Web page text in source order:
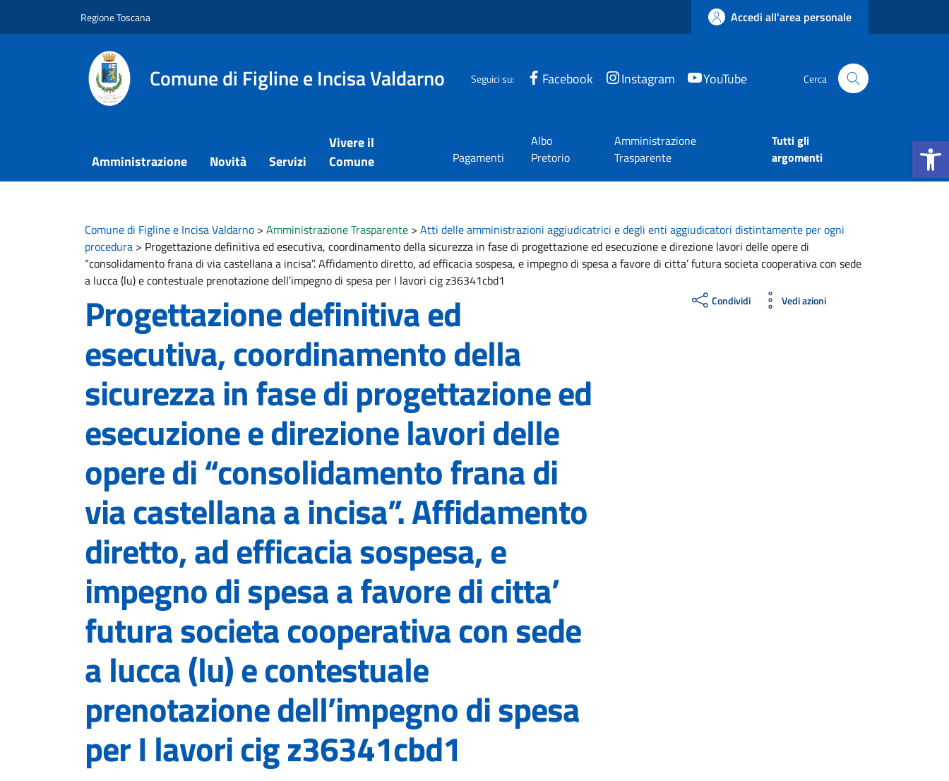
Apri la
Regione Toscana Accedi all'area personale
Comune di Figline e Incisa Valdarno Seguici su: Facebook Instagram YouTube Cerca
Amministrazione Novità Servizi
Vivere il
Comune
Pagamenti
Albo
Pretorio
Amministrazione
Trasparente
Tutti gli
argomenti
Comune di Figline e Incisa Valdarno > Amministrazione Trasparente > Atti delle amministrazioni aggiudicatrici e degli enti aggiudicatori distintamente per ogni
procedura > Progettazione definitiva ed esecutiva, coordinamento della sicurezza in fase di progettazione ed esecuzione e direzione lavori delle opere di
“consolidamento frana di via castellana a incisa”. Affidamento diretto, ad efficacia sospesa, e impegno di spesa a favore di citta’ futura societa cooperativa con sede
a lucca (lu) e contestuale prenotazione dell’impegno di spesa per I lavori cig z36341cbd1
Progettazione definitiva ed
esecutiva, coordinamento della
sicurezza in fase di progettazione ed
esecuzione e direzione lavori delle
opere di “consolidamento frana di
via castellana a incisa”. Affidamento
diretto, ad efficacia sospesa, e
impegno di spesa a favore di citta’
futura societa cooperativa con sede
a lucca (lu) e contestuale
prenotazione dell’impegno di spesa
per I lavori cig z36341cbd1
Condividi Vedi azioni